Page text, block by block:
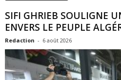
SIFI GHRIEB SOULIGNE
ENVERS LE PEUPLE
Redaction - 6 août 2026